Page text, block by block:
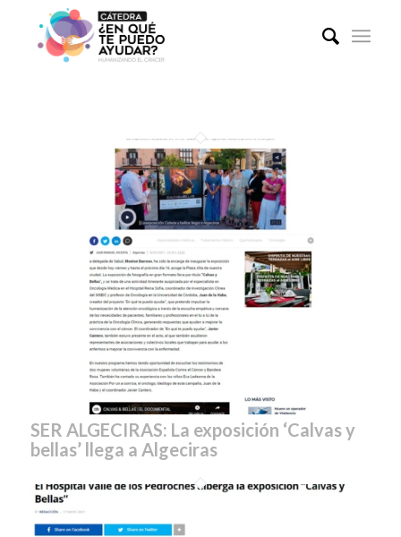
SER ALGECIRAS: La exposición ‘Calvas y
bellas’ llega a Algeciras